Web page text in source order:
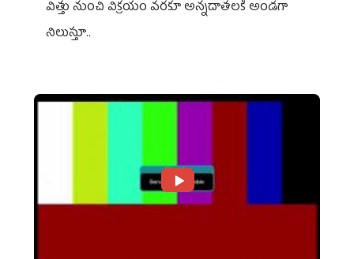
విత్తు నుంచి విక్రయం వరకూ అన్నదాతలకి అండగా
నిలుస్తూ..